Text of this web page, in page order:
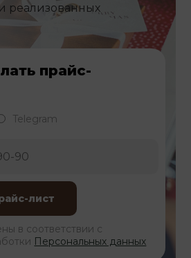
реализованных
прайс-
Telegram
в соответствии с
Персональных данных